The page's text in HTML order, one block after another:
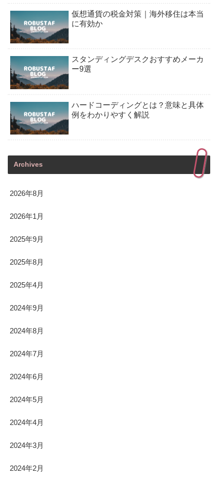
仮想通貨の税金対策｜海外移住は本当
に有効か
スタンディングデスクおすすめメーカ
ー9選
ハードコーディングとは？意味と具体
例をわかりやすく解説
Archives
2026年8月
2026年1月
2025年9月
2025年8月
2025年4月
2024年9月
2024年8月
2024年7月
2024年6月
2024年5月
2024年4月
2024年3月
2024年2月